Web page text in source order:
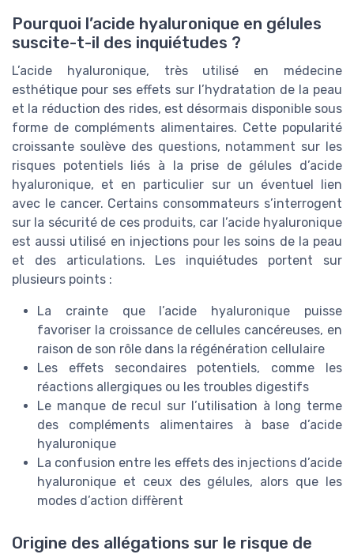
Pourquoi l’acide hyaluronique en gélules
suscite-t-il des inquiétudes ?
L’acide hyaluronique, très utilisé en médecine
esthétique pour ses effets sur l’hydratation de la peau
et la réduction des rides, est désormais disponible sous
forme de compléments alimentaires. Cette popularité
croissante soulève des questions, notamment sur les
risques potentiels liés à la prise de gélules d’acide
hyaluronique, et en particulier sur un éventuel lien
avec le cancer. Certains consommateurs s’interrogent
sur la sécurité de ces produits, car l’acide hyaluronique
est aussi utilisé en injections pour les soins de la peau
et des articulations. Les inquiétudes portent sur
plusieurs points :
La crainte que l’acide hyaluronique puisse
favoriser la croissance de cellules cancéreuses, en
raison de son rôle dans la régénération cellulaire
Les effets secondaires potentiels, comme les
réactions allergiques ou les troubles digestifs
Le manque de recul sur l’utilisation à long terme
des compléments alimentaires à base d’acide
hyaluronique
La confusion entre les effets des injections d’acide
hyaluronique et ceux des gélules, alors que les
modes d’action diffèrent
Origine des allégations sur le risque de